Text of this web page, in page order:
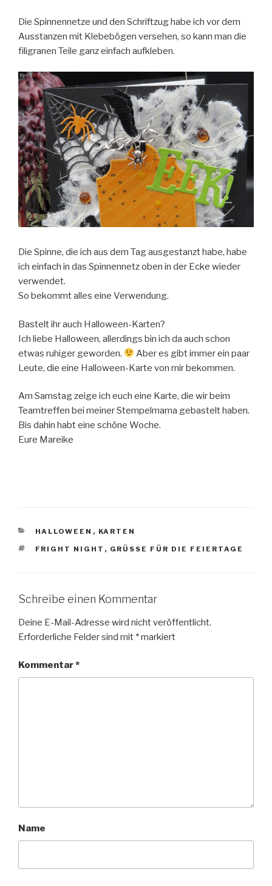
Die Spinnennetze und den Schriftzug habe ich vor dem
Ausstanzen mit Klebebögen versehen, so kann man die
filigranen Teile ganz einfach aufkleben.
Die Spinne, die ich aus dem Tag ausgestanzt habe, habe
ich einfach in das Spinnennetz oben in der Ecke wieder
verwendet.
So bekommt alles eine Verwendung.
Bastelt ihr auch Halloween-Karten?
Ich liebe Halloween, allerdings bin ich da auch schon
etwas ruhiger geworden.
Aber es gibt immer ein paar
Leute, die eine Halloween-Karte von mir bekommen.
Am Samstag zeige ich euch eine Karte, die wir beim
Teamtreffen bei meiner Stempelmama gebastelt haben.
Bis dahin habt eine schöne Woche.
Eure Mareike
KATEGORIEN
HALLOWEEN , KARTEN
SCHLAGWÖRTER
FRIGHT NIGHT , GRÜSSE FÜR DIE FEIERTAGE
Schreibe einen Kommentar
Deine E-Mail-Adresse wird nicht veröffentlicht.
Erforderliche Felder sind mit *markiert
Kommentar*
Name